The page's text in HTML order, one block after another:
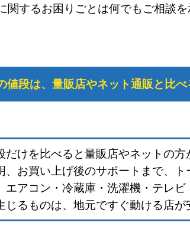
するお困りごとは何でもご相談を
値段は、量販店やネット通販と比べ
だけを比べると量販店やネットの
、お買い上げ後のサポートまで、
エアコン・冷蔵庫・洗濯機・テレ
じるものは、地元ですぐ動ける店が